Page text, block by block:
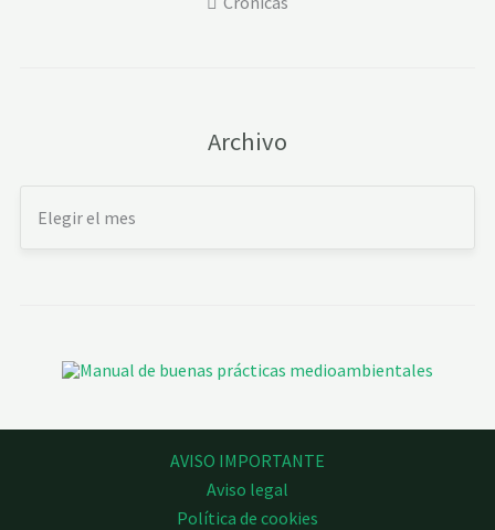
Archivo
AVISO IMPORTANTE
Aviso legal
Política de cookies